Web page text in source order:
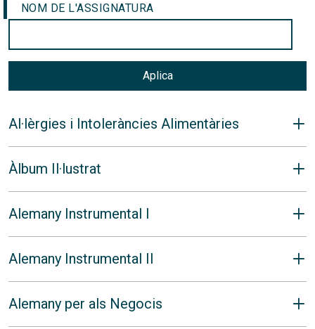
NOM DE L'ASSIGNATURA
Aplica
Al·lèrgies i Intoleràncies Alimentàries
Àlbum Il·lustrat
Alemany Instrumental I
Alemany Instrumental II
Alemany per als Negocis